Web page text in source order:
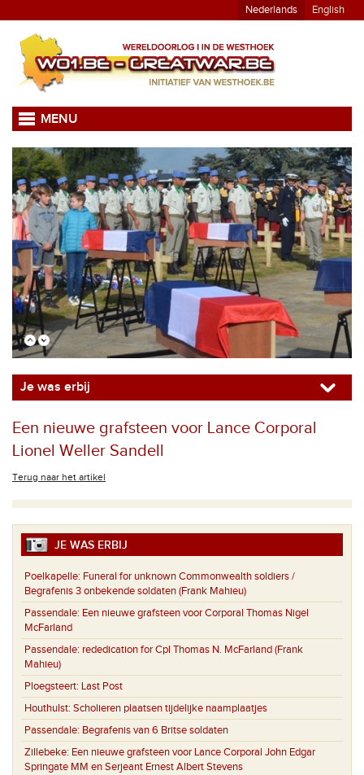
Nederlands English
MENU
Je was erbij
Een nieuwe grafsteen voor Lance Corporal
Lionel Weller Sandell
Terug naar het artikel
JE WAS ERBIJ
Poelkapelle: Funeral for unknown Commonwealth soldiers /
Begrafenis 3 onbekende soldaten (Frank Mahieu)
Passendale: Een nieuwe grafsteen voor Corporal Thomas Nigel
McFarland
Passendale: rededication for Cpl Thomas N. McFarland (Frank
Mahieu)
Ploegsteert: Last Post
Houthulst: Scholieren plaatsen tijdelijke naamplaatjes
Passendale: Begrafenis van 6 Britse soldaten
Zillebeke: Een nieuwe grafsteen voor Lance Corporal John Edgar
Springate MM en Serjeant Ernest Albert Stevens